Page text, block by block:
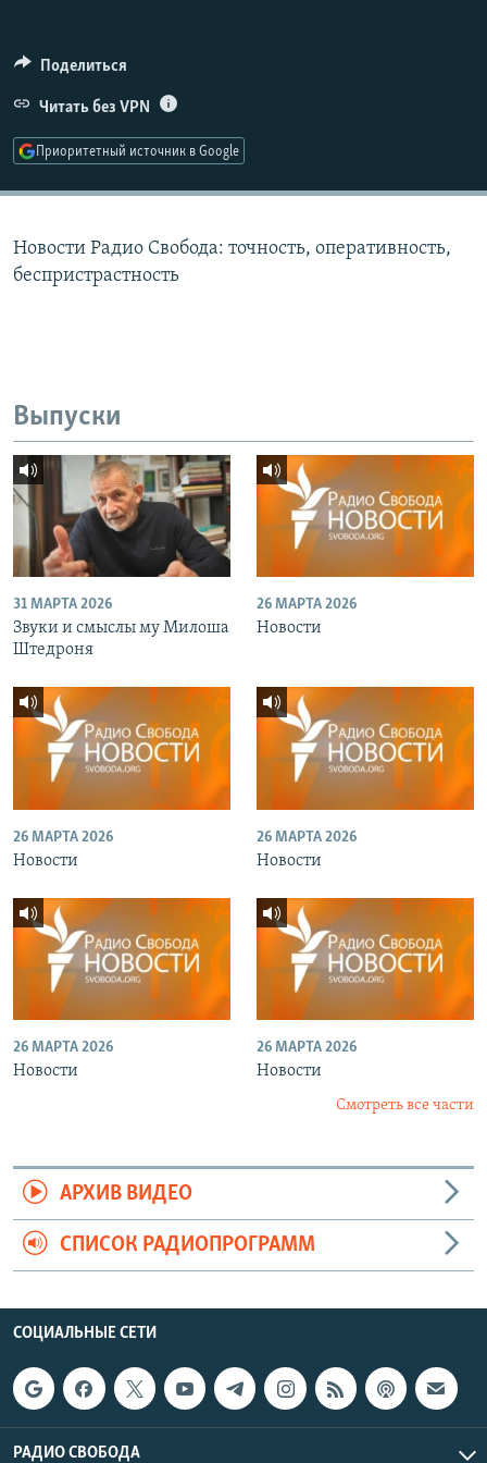
ПОДПИШИТЕСЬ НА РАССЫЛКУ
СОЦИАЛЬНЫЕ СЕТИ
Поделиться
Читать без VPN
Приоритетный источник в Google
Новости Радио Свобода: точность, оперативность,
беспристрастность
Выпуски
31 МАРТА 2026
Звуки и смыслы му Милоша
Штедроня
26 МАРТА 2026
Новости
26 МАРТА 2026
Новости
26 МАРТА 2026
Новости
26 МАРТА 2026
Новости
26 МАРТА 2026
Новости
Смотреть все части
АРХИВ ВИДЕО
СПИСОК РАДИОПРОГРАММ
СОЦИАЛЬНЫЕ СЕТИ
РАДИО СВОБОДА